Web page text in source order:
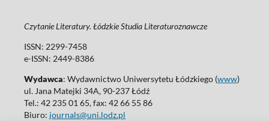
Czytanie Literatury. Łódzkie Studia Literaturoznawcze
ISSN: 2299-7458
e-ISSN: 2449-8386
Wydawca: Wydawnictwo Uniwersytetu Łódzkiego (www)
ul. Jana Matejki 34A, 90-237 Łódź
Tel.: 42 235 01 65, fax: 42 66 55 86
Biuro: journals@uni.lodz.pl